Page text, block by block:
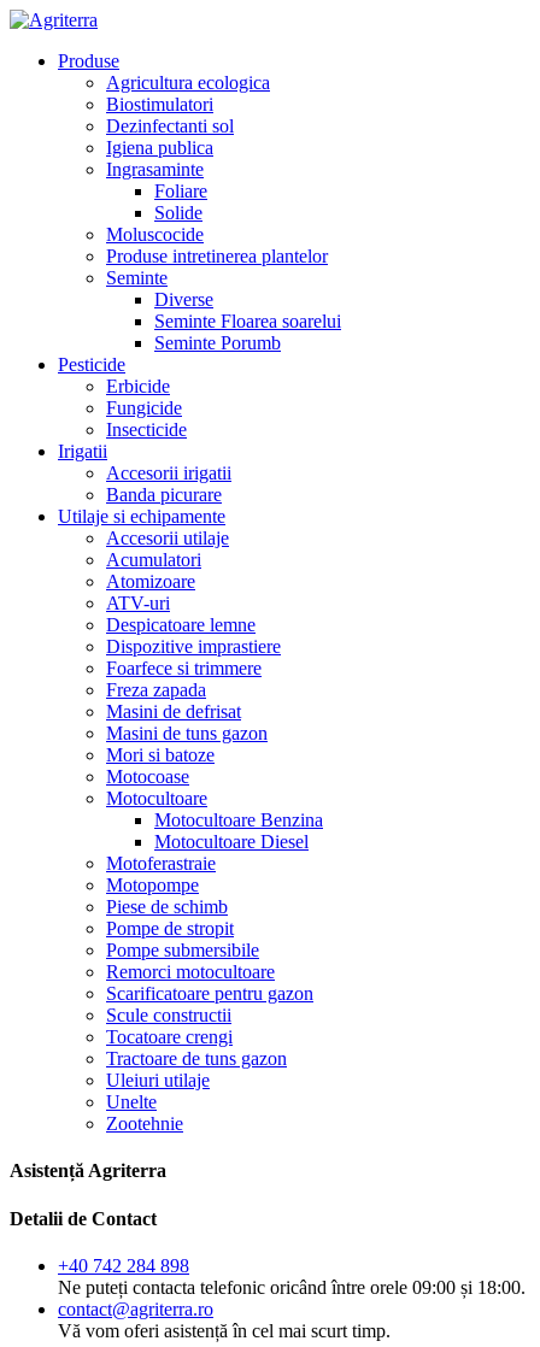
Produse
Agricultura ecologica
Biostimulatori
Dezinfectanti sol
Igiena publica
Ingrasaminte
Foliare
Solide
Moluscocide
Produse intretinerea plantelor
Seminte
Diverse
Seminte Floarea soarelui
Seminte Porumb
Pesticide
Erbicide
Fungicide
Insecticide
Irigatii
Accesorii irigatii
Banda picurare
Utilaje si echipamente
Accesorii utilaje
Acumulatori
Atomizoare
ATV-uri
Despicatoare lemne
Dispozitive imprastiere
Foarfece si trimmere
Freza zapada
Masini de defrisat
Masini de tuns gazon
Mori si batoze
Motocoase
Motocultoare
Motocultoare Benzina
Motocultoare Diesel
Motoferastraie
Motopompe
Piese de schimb
Pompe de stropit
Pompe submersibile
Remorci motocultoare
Scarificatoare pentru gazon
Scule constructii
Tocatoare crengi
Tractoare de tuns gazon
Uleiuri utilaje
Unelte
Zootehnie
Asistență Agriterra
Detalii de Contact
+40 742 284 898
Ne puteți contacta telefonic oricând între orele 09:00 și 18:00.
contact@agriterra.ro
Vă vom oferi asistență în cel mai scurt timp.